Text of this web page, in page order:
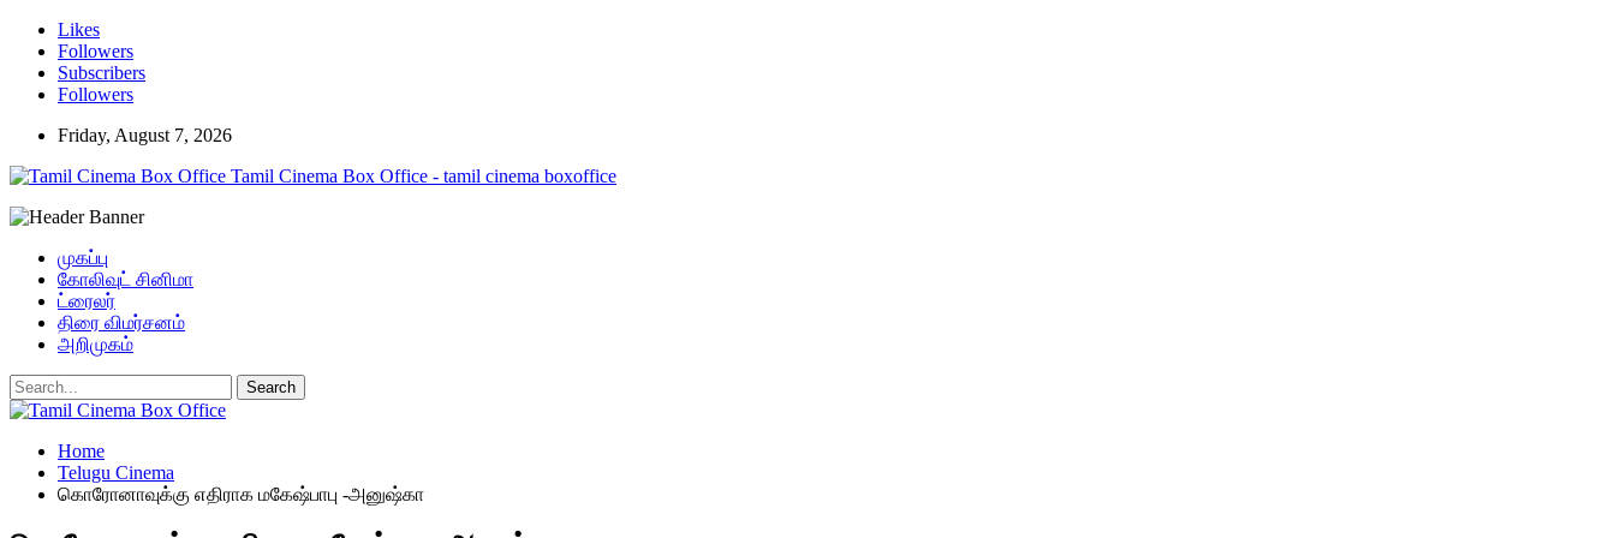
Likes
Followers
Subscribers
Followers
Friday, August 7, 2026
Tamil Cinema Box Office - tamil cinema boxoffice
முகப்பு
கோலிவுட் சினிமா
ட்ரைலர்
திரை விமர்சனம்
அறிமுகம்
Home
Telugu Cinema
கொரோனாவுக்கு எதிராக மகேஷ்பாபு -அனுஷ்கா